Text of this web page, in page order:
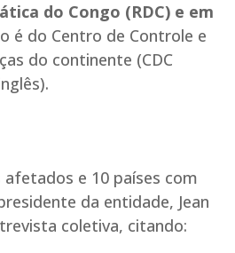
do Congo (RDC) e em
é do Centro de Controle e
do continente (CDC
afetados e 10 países com
da entidade, Jean
coletiva, citando: